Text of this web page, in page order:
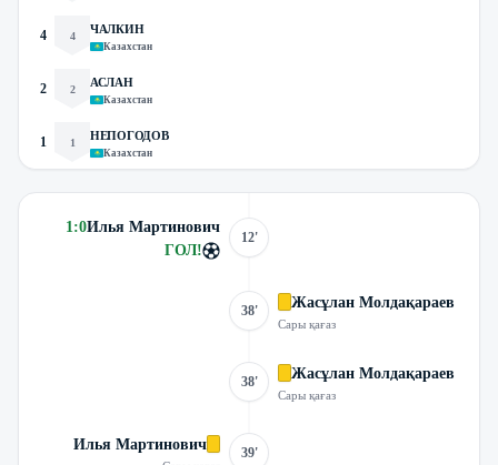
4 4
ЧАЛКИН
Казахстан
2 2
АСЛАН
Казахстан
1 1
НЕПОГОДОВ
Казахстан
1:0Илья Мартинович
ГОЛ!
12'
38' Жасұлан Молдақараев
Сары қағаз
38' Жасұлан Молдақараев
Сары қағаз
Илья Мартинович 39'